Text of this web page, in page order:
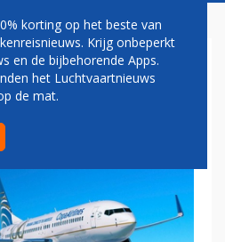
TERUG NAAR
korting op het beste van
Krijg onbeperkt
en de bijbehorende Apps.
het Luchtvaartnieuws
de mat.